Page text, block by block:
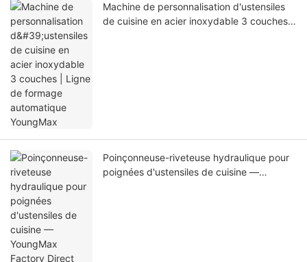
Machine de personnalisation d'ustensiles
de cuisine en acier inoxydable 3 couches |
Poinçonneuse-riveteuse hydraulique pour
poignées d'ustensiles de cuisine —